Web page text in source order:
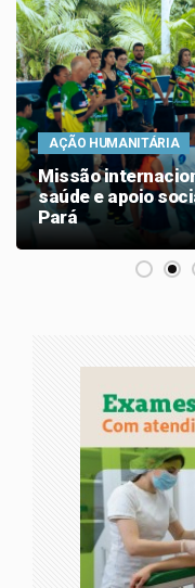
AÇÃO HUMANITÁRIA
Missão
saúde e apoio
Pará